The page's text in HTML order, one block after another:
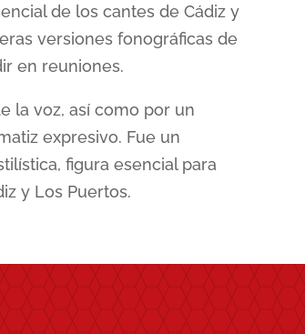
de los cantes de Cádiz y
versiones fonográficas de
en reuniones.
la voz, así como por un
expresivo. Fue un
figura esencial para
y Los Puertos.